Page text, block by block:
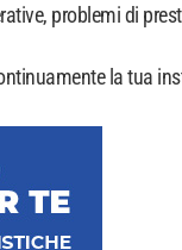
problemi di
la tua